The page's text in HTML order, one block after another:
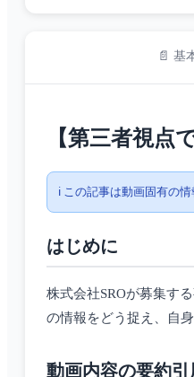
📄 基
【第三者視点
ℹ️ この記事は動画固有の
はじめに
株式会社SROが募集す
の情報をどう捉え、自
動画内容の要約引